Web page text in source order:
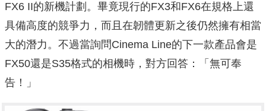
FX6 II的新機計劃。畢竟現行的FX3和FX6在規格上還
具備高度的競爭力，而且在韌體更新之後仍然擁有相當
大的潛力。不過當詢問Cinema Line的下一款產品會是
FX50還是S35格式的相機時，對方回答：「無可奉
告！」